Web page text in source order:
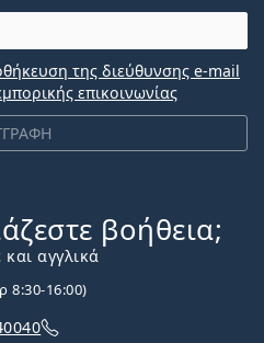
της διεύθυνσης e-mail
επικοινωνίας
βοήθεια;
αγγλικά
8:30-16:00)